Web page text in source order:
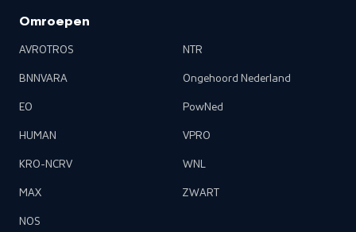
Omroepen
AVROTROS
BNNVARA
EO
HUMAN
KRO-NCRV
MAX
NOS
NTR
Ongehoord Nederland
PowNed
VPRO
WNL
ZWART